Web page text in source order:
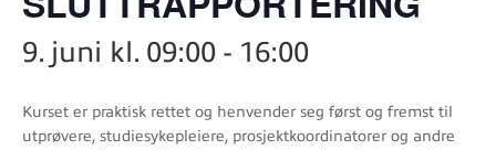
9. juni kl. 09:00 - 16:00
Kurset er praktisk rettet og henvender seg først og fremst til
utprøvere, studiesykepleiere, prosjektkoordinatorer og andre